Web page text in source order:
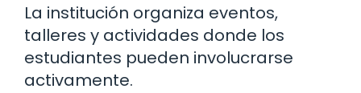
La institución organiza eventos,
talleres y actividades donde los
estudiantes pueden involucrarse
activamente.